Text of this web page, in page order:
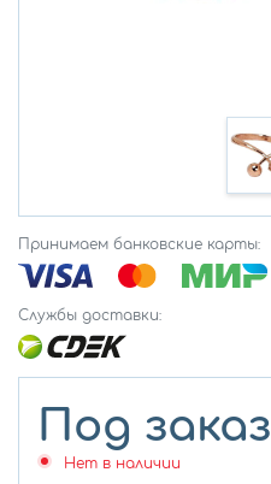
Принимаем банковские карты:
Службы доставки:
Под заказ
Нет в наличии